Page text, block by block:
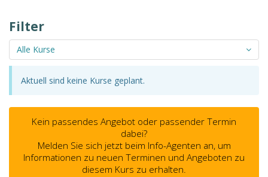
Filter
Alle Kurse
Aktuell sind keine Kurse geplant.
Kein passendes Angebot oder passender Termin
dabei?
Melden Sie sich jetzt beim Info-Agenten an, um
Informationen zu neuen Terminen und Angeboten zu
diesem Kurs zu erhalten.